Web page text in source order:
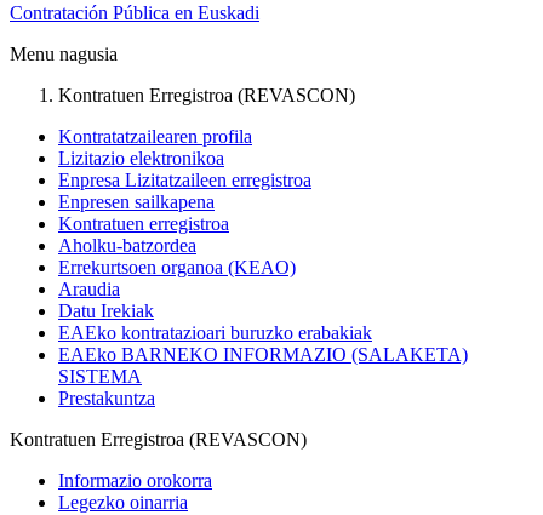
Contratación Pública en Euskadi
Menu nagusia
Kontratuen Erregistroa (REVASCON)
Kontratatzailearen profila
Lizitazio elektronikoa
Enpresa Lizitatzaileen erregistroa
Enpresen sailkapena
Kontratuen erregistroa
Aholku-batzordea
Errekurtsoen organoa (KEAO)
Araudia
Datu Irekiak
EAEko kontratazioari buruzko erabakiak
EAEko BARNEKO INFORMAZIO (SALAKETA)
SISTEMA
Prestakuntza
Kontratuen Erregistroa (REVASCON)
Informazio orokorra
Legezko oinarria